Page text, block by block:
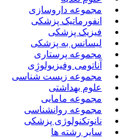
مجموعه داروسازی
انفورماتیک پزشکی
فیزیک پزشکی
لیسانس به پزشکی
مجموعه پرستاری
آناتومی وفیزیولوژِی
مجموعه زیست شناسی
علوم بهداشتی
مجموعه مامایی
مجموعه روانشناسی
نانوتکنولوژی پزشکی
سایر رشته ها